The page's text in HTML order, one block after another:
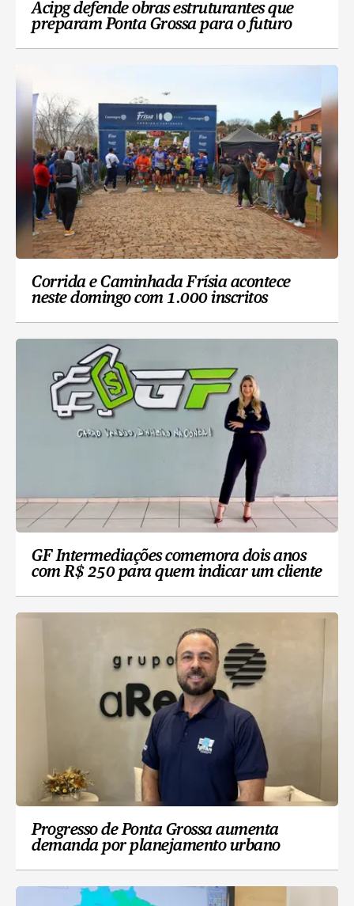
Acipg defende obras estruturantes que
preparam Ponta Grossa para o futuro
Corrida e Caminhada Frísia acontece
neste domingo com 1.000 inscritos
GF Intermediações comemora dois anos
com R$ 250 para quem indicar um cliente
Progresso de Ponta Grossa aumenta
demanda por planejamento urbano